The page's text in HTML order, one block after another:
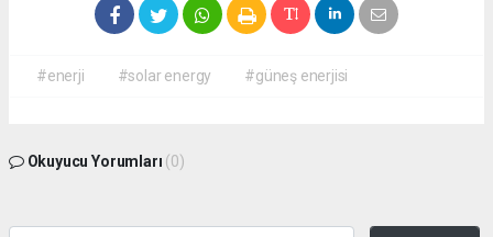
#enerji #solar energy #güneş enerjisi
Okuyucu Yorumları (0)